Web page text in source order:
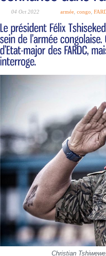
04 Oct 2022 armée congo
Christian